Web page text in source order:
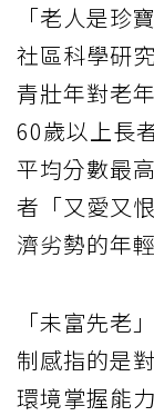
「老人是珍
社區科學研
青壯年對老
60歲以上長
平均分數最
者「又愛又
濟劣勢的年
「未富先老
制感指的是
環境掌握能